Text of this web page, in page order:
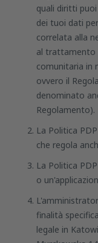
quali diritti
dei tuoi dati
correlata alla
al trattamento
comunitaria in
ovvero il
denominato
Regolamento).
La Politica
che regola
La Politica
o
finalità
legale in